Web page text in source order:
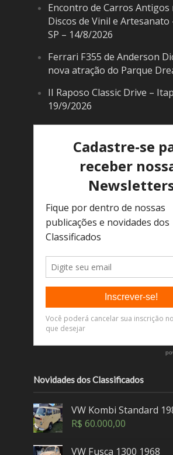
Encontro de Carros Antigos
Discos de Vinil e Artesanato
SP – 14/8/2026
Ferrari F355 de Anderson
nova atração do Parque
II Raposo Classic Drive –
19/9/2026
Novidades dos Classificados
VW Kombi Standard
R$ 60.000,00
VW Fusca 1300 1968